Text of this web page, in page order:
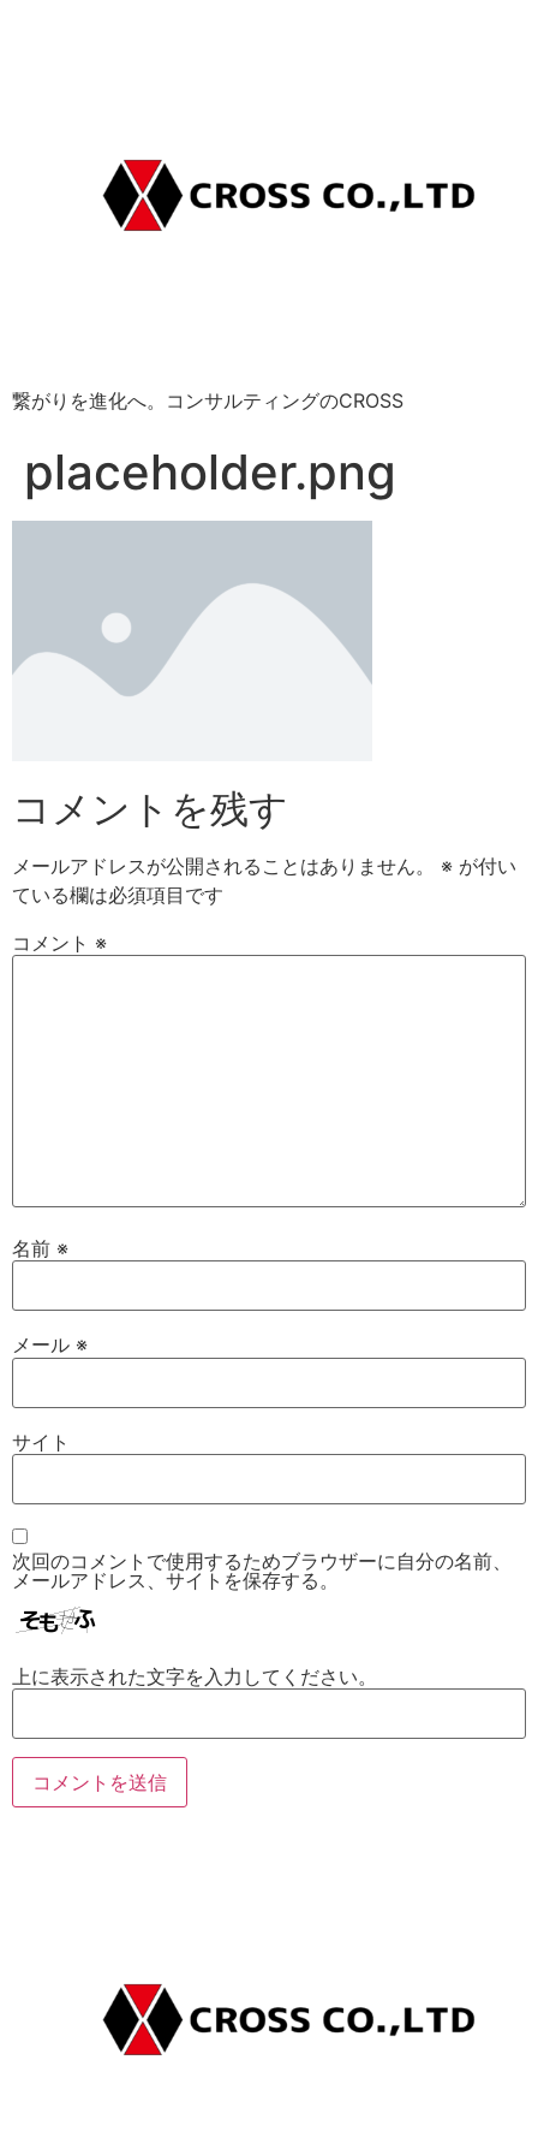
繋がりを進化へ。コンサルティングのCROSS
placeholder.png
コメントを残す
メールアドレスが公開されることはありません。 ※ が付い
ている欄は必須項目です
コメント ※
名前 ※
メール ※
サイト
次回のコメントで使用するためブラウザーに自分の名前、
メールアドレス、サイトを保存する。
上に表示された文字を入力してください。